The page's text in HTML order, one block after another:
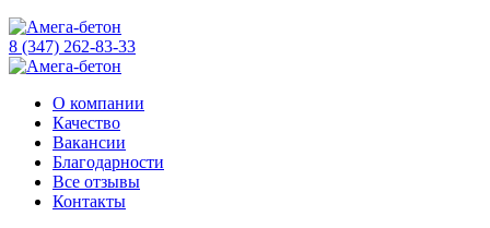
8 (347) 262-83-33
О компании
Качество
Вакансии
Благодарности
Все отзывы
Контакты